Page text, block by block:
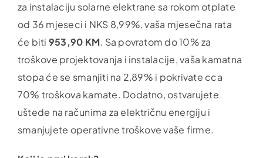
za instalaciju solarne elektrane sa rokom otplate
od 36 mjeseci i NKS 8,99%, vaša mjesečna rata
će biti 953,90 KM. Sa povratom do 10% za
troškove projektovanja i instalacije, vaša kamatna
stopa će se smanjiti na 2,89% i pokrivate cca
70% troškova kamate. Dodatno, ostvarujete
uštede na računima za električnu energiju i
smanjujete operativne troškove vaše firme.